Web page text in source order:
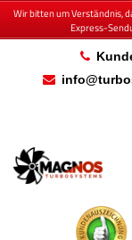
Wir bitten um Verständnis,
Express-